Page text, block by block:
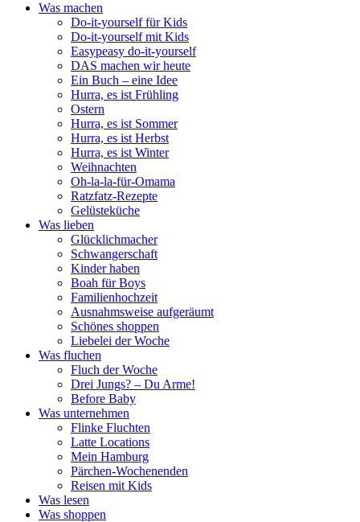
Was machen
Do-it-yourself für Kids
Do-it-yourself mit Kids
Easypeasy do-it-yourself
DAS machen wir heute
Ein Buch – eine Idee
Hurra, es ist Frühling
Ostern
Hurra, es ist Sommer
Hurra, es ist Herbst
Hurra, es ist Winter
Weihnachten
Oh-la-la-für-Omama
Ratzfatz-Rezepte
Gelüsteküche
Was lieben
Glücklichmacher
Schwangerschaft
Kinder haben
Boah für Boys
Familienhochzeit
Ausnahmsweise aufgeräumt
Schönes shoppen
Liebelei der Woche
Was fluchen
Fluch der Woche
Drei Jungs? – Du Arme!
Before Baby
Was unternehmen
Flinke Fluchten
Latte Locations
Mein Hamburg
Pärchen-Wochenenden
Reisen mit Kids
Was lesen
Was shoppen